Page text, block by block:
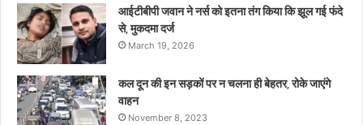
आईटीबीपी जवान ने नर्स को इतना तंग किया कि झूल गई फंदे
से, मुकदमा दर्ज
March 19, 2026
कल दून की इन सड़कों पर न चलना ही बेहतर, रोके जाएंगे
वाहन
November 8, 2023